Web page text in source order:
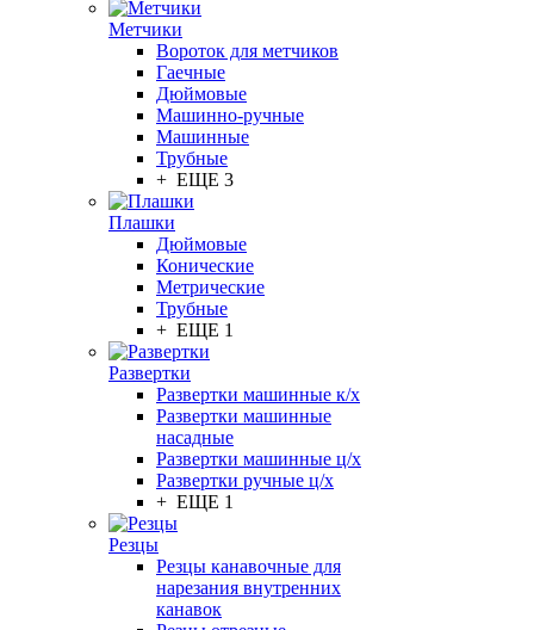
Метчики
Вороток для метчиков
Гаечные
Дюймовые
Машинно-ручные
Машинные
Трубные
+ ЕЩЕ 3
Плашки
Дюймовые
Конические
Метрические
Трубные
+ ЕЩЕ 1
Развертки
Развертки машинные к/х
Развертки машинные
насадные
Развертки машинные ц/х
Развертки ручные ц/х
+ ЕЩЕ 1
Резцы
Резцы канавочные для
нарезания внутренних
канавок